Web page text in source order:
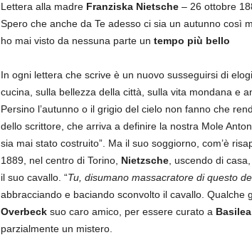
Lettera alla madre Franziska Nietsche– 26 ottobre
Spero che anche da Te adesso ci sia un autunno così
ho mai visto da nessuna parte un tempo più bello
In ogni lettera che scrive è un nuovo susseguirsi di
cucina, sulla bellezza della città, sulla vita mondana e
Persino l’autunno o il grigio del cielo non fanno che
dello scrittore, che arriva a definire la nostra Mole
sia mai stato costruito”. Ma il suo soggiorno, com’è
1889, nel centro di Torino, Nietzsche, uscendo di
il suo cavallo. “Tu, disumano massacratore di questo
abbracciando e baciando sconvolto il cavallo. Qualche
Overbecksuo caro amico, per essere curato a Basilea
parzialmente un mistero.